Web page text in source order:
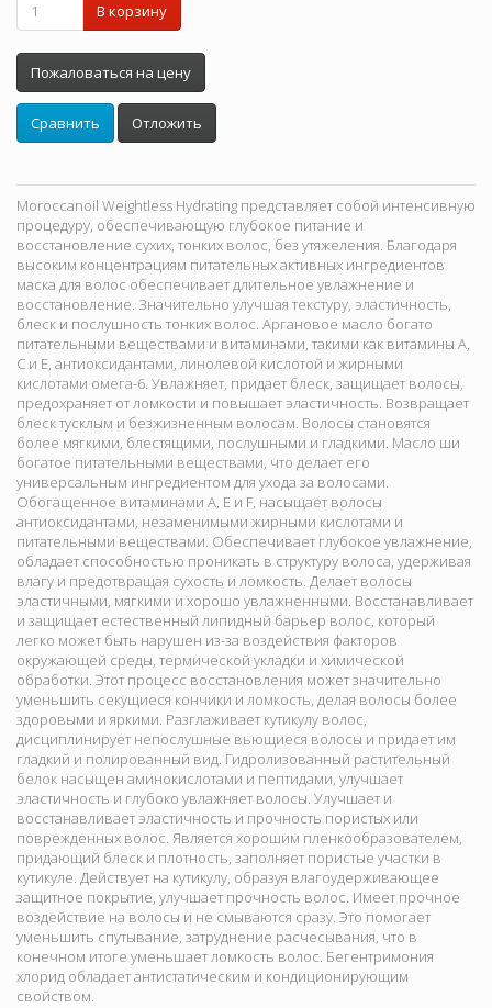
В корзину
Пожаловаться на цену
Сравнить Отложить
Moroccanoil Weightless Hydrating представляет собой интенсивную
процедуру, обеспечивающую глубокое питание и
восстановление сухих, тонких волос, без утяжеления. Благодаря
высоким концентрациям питательных активных ингредиентов
маска для волос обеспечивает длительное увлажнение и
восстановление. Значительно улучшая текстуру, эластичность,
блеск и послушность тонких волос. Аргановое масло богато
питательными веществами и витаминами, такими как витамины А,
С и Е, антиоксидантами, линолевой кислотой и жирными
кислотами омега-6. Увлажняет, придает блеск, защищает волосы,
предохраняет от ломкости и повышает эластичность. Возвращает
блеск тусклым и безжизненным волосам. Волосы становятся
более мягкими, блестящими, послушными и гладкими. Масло ши
богатое питательными веществами, что делает его
универсальным ингредиентом для ухода за волосами.
Обогащенное витаминами А, Е и F, насыщает волосы
антиоксидантами, незаменимыми жирными кислотами и
питательными веществами. Обеспечивает глубокое увлажнение,
обладает способностью проникать в структуру волоса, удерживая
влагу и предотвращая сухость и ломкость. Делает волосы
эластичными, мягкими и хорошо увлажненными. Восстанавливает
и защищает естественный липидный барьер волос, который
легко может быть нарушен из-за воздействия факторов
окружающей среды, термической укладки и химической
обработки. Этот процесс восстановления может значительно
уменьшить секущиеся кончики и ломкость, делая волосы более
здоровыми и яркими. Разглаживает кутикулу волос,
дисциплинирует непослушные вьющиеся волосы и придает им
гладкий и полированный вид. Гидролизованный растительный
белок насыщен аминокислотами и пептидами, улучшает
эластичность и глубоко увлажняет волосы. Улучшает и
восстанавливает эластичность и прочность пористых или
поврежденных волос. Является хорошим пленкообразователем,
придающий блеск и плотность, заполняет пористые участки в
кутикуле. Действует на кутикулу, образуя влагоудерживающее
защитное покрытие, улучшает прочность волос. Имеет прочное
воздействие на волосы и не смываются сразу. Это помогает
уменьшить спутывание, затруднение расчесывания, что в
конечном итоге уменьшает ломкость волос. Бегентримония
хлорид обладает антистатическим и кондиционирующим
свойством.